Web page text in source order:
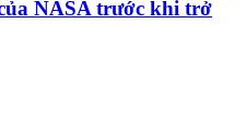
NASA trước khi trở